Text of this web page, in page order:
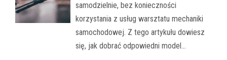
samodzielnie, bez konieczności
korzystania z usług warsztatu mechaniki
samochodowej. Z tego artykułu dowiesz
się, jak dobrać odpowiedni model…